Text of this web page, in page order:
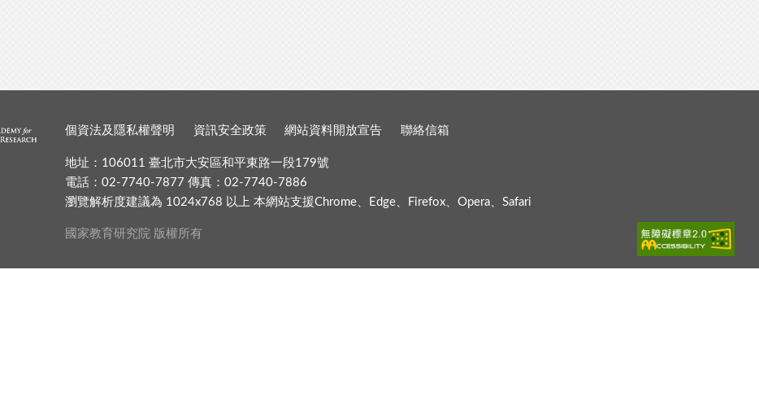
個資法及隱私權聲明 資訊安全政策 網站資料開放宣告 聯絡信箱
地址：106011 臺北市大安區和平東路一段179號
電話：02-7740-7877 傳真：02-7740-7886
瀏覽解析度建議為 1024x768 以上 本網站支援Chrome、Edge、Firefox、Opera、Safari
國家教育研究院 版權所有